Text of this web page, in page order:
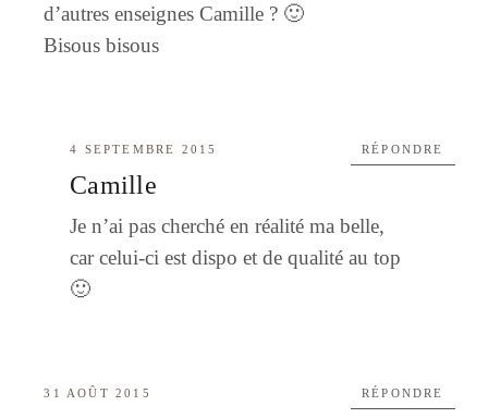
d’autres enseignes Camille ? 🙂
Bisous bisous
4 SEPTEMBRE 2015
Camille
Je n’ai pas cherché en réalité ma belle,
car celui-ci est dispo et de qualité au top
🙂
RÉPONDRE
31 AOÛT 2015 RÉPONDRE